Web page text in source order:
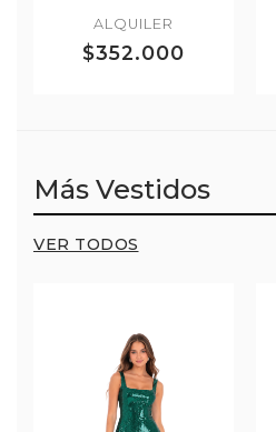
ALQUILER
$352.000
Más Vestidos
VER TODOS